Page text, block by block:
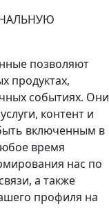
позволяют
продуктах,
событиях. Они
контент и
включенным в
время
нас по
а также
профиля на